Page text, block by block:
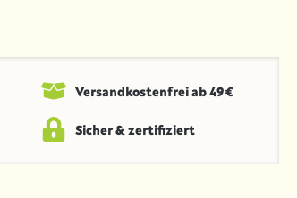
Versandkosten­frei ab 49 €
Sicher & zertifiziert